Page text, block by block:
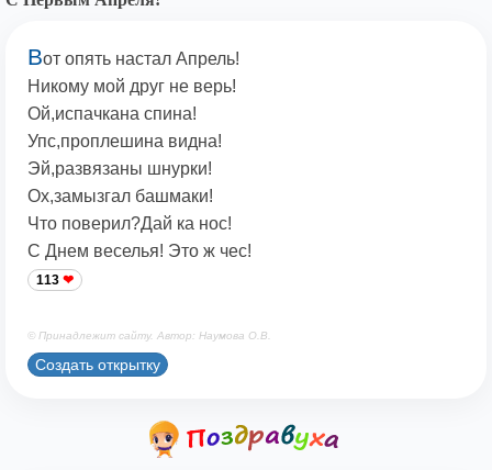
Вот опять настал Апрель!
Никому мой друг не верь!
Ой,испачкана спина!
Упс,проплешина видна!
Эй,развязаны шнурки!
Ох,замызгал башмаки!
Что поверил?Дай ка нос!
С Днем веселья! Это ж чес!
113
© Принадлежит сайту. Автор: Наумова О.В.
Создать открытку